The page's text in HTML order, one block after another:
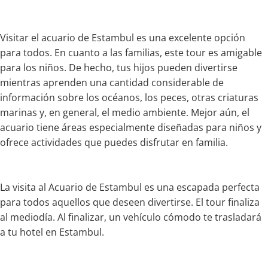
Visitar el acuario de Estambul es una excelente opción
para todos. En cuanto a las familias, este tour es amigable
para los niños. De hecho, tus hijos pueden divertirse
mientras aprenden una cantidad considerable de
información sobre los océanos, los peces, otras criaturas
marinas y, en general, el medio ambiente. Mejor aún, el
acuario tiene áreas especialmente diseñadas para niños y
ofrece actividades que puedes disfrutar en familia.
La visita al Acuario de Estambul es una escapada perfecta
para todos aquellos que deseen divertirse. El tour finaliza
al mediodía. Al finalizar, un vehículo cómodo te trasladará
a tu hotel en Estambul.